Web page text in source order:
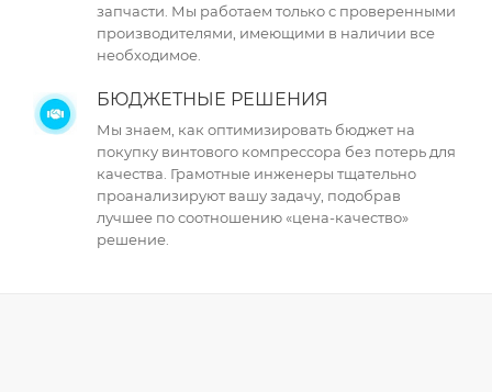
запчасти. Мы работаем только с проверенными
производителями, имеющими в наличии все
необходимое.
БЮДЖЕТНЫЕ РЕШЕНИЯ
Мы знаем, как оптимизировать бюджет на
покупку винтового компрессора без потерь для
качества. Грамотные инженеры тщательно
проанализируют вашу задачу, подобрав
лучшее по соотношению «цена-качество»
решение.